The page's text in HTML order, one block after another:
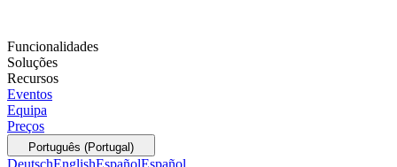
Funcionalidades
Soluções
Recursos
Eventos
Equipa
Preços
Português (Portugal)
DeutschEnglishEspañolEspañol